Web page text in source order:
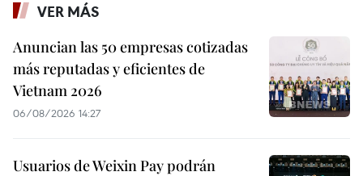
VER MÁS
Anuncian las 50 empresas cotizadas
más reputadas y eficientes de
Vietnam 2026
06/08/2026 14:27
Usuarios de Weixin Pay podrán